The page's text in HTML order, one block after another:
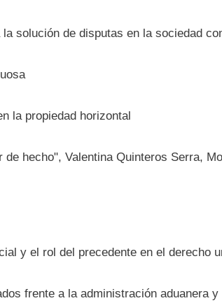
solución de disputas en la sociedad
la propiedad horizontal
hecho", Valentina Quinteros Serra,
y el rol del precedente en el derecho
frente a la administración aduanera